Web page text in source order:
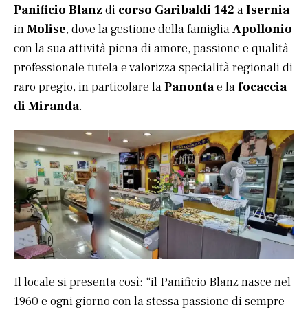
Panificio Blanz di corso Garibaldi 142 aIsernia
inMolise, dove la gestione della famigliaApollonio
con la sua attività piena di amore, passione e qualità
professionale tutela e valorizza specialità regionali di
raro pregio, in particolare laPanontae lafocaccia
di Miranda.
Il locale si presenta così: “il Panificio Blanz nasce nel
1960 e ogni giorno con la stessa passione di sempre